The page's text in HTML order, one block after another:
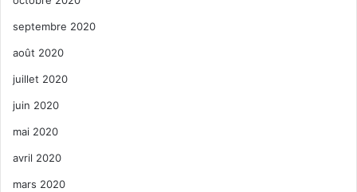
septembre 2020
août 2020
juillet 2020
juin 2020
mai 2020
avril 2020
mars 2020